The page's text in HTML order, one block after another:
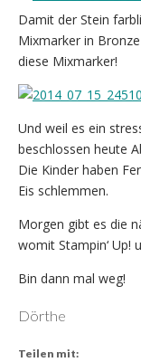
Damit der Stein
Mixmarker in
diese Mixmarker!
Und weil es ein
beschlossen heute
Die Kinder haben
Eis schlemmen.
Morgen gibt es die
womit Stampin‘ Up!
Bin dann mal weg!
Dörthe
Teilen mit: